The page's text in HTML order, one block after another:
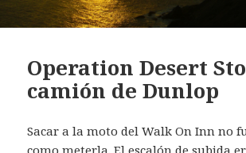
Operation Desert
camión de Dunlop
Sacar a la moto del Walk On Inn no